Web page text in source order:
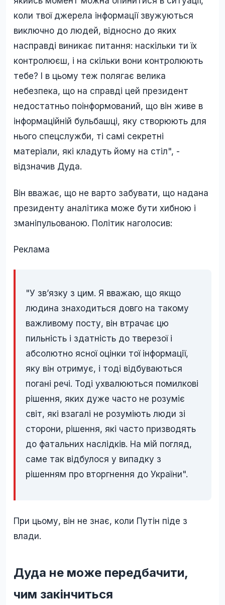
коли твої джерела інформації звужуються
виключно до людей, відносно до яких
насправді виникає питання: наскільки ти їх
контролюєш, і на скільки вони контролюють
тебе? І в цьому теж полягає велика
небезпека, що на справді цей президент
недостатньо поінформований, що він живе в
інформаційній бульбашці, яку створюють для
нього спецслужби, ті самі секретні
матеріали, які кладуть йому на стіл", -
відзначив Дуда.
Він вважає, що не варто забувати, що надана
президенту аналітика може бути хибною і
зманіпульованою. Політик наголосив:
Реклама
"У зв’язку з цим. Я вважаю, що якщо
людина знаходиться довго на такому
важливому посту, він втрачає цю
пильність і здатність до тверезої і
абсолютно ясної оцінки тої інформації,
яку він отримує, і тоді відбуваються
погані речі. Тоді ухвалюються помилкові
рішення, яких дуже часто не розуміє
світ, які взагалі не розуміють люди зі
сторони, рішення, які часто призводять
до фатальних наслідків. На мій погляд,
саме так відбулося у випадку з
рішенням про вторгнення до України".
При цьому, він не знає, коли Путін піде з
влади.
Дуда не може передбачити,
чим закінчиться